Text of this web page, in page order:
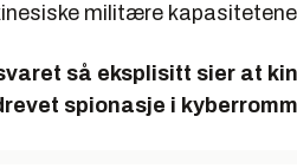
militære
så eksplisitt sier at
spionasje i